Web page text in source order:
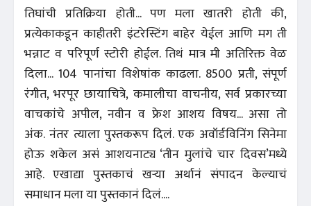
तिघांची प्रतिक्रिया होती... पण मला खातरी होती की,
प्रत्येकाकडून काहीतरी इंटरेस्टिंग बाहेर येईल आणि मग ती
भन्नाट व परिपूर्ण स्टोरी होईल. तिथं मात्र मी अतिरिक्त वेळ
दिला... 104 पानांचा विशेषांक काढला. 8500 प्रती, संपूर्ण
रंगीत, भरपूर छायाचित्रे, कमालीचा वाचनीय, सर्व प्रकारच्या
वाचकांचे अपील, नवीन व फ्रेश आशय विषय... असा तो
अंक. नंतर त्याला पुस्तकरूप दिलं. एक अवॉर्डविनिंग सिनेमा
होऊ शकेल असं आशयनाट्य ‘तीन मुलांचे चार दिवस’मध्ये
आहे. एखाद्या पुस्तकाचं खऱ्या अर्थानं संपादन केल्याचं
समाधान मला या पुस्तकानं दिलं....